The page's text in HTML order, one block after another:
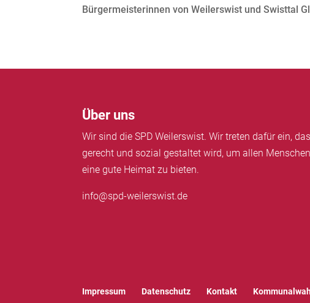
Bürgermeisterinnen von Weilerswist und Swisttal
Über uns
Wir sind die SPD Weilerswist. Wir treten dafür ein,
gerecht und sozial gestaltet wird, um allen
eine gute Heimat zu bieten.
info@spd-weilerswist.de
Impressum Datenschutz Kontakt